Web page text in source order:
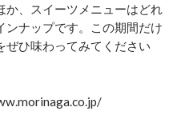
、スイーツメニューはどれ
ンナップです。この期間だけ
ぜひ味わってみてください